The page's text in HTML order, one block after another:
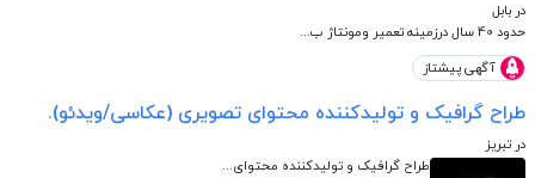
در بابل
حدود 40 سال درزمینه تعمیر ومونتاژ ب...
آگهی پیشتاز
طراح گرافیک و تولیدکننده محتوای تصویری (عکاسی/ویدئو).
در تبریز
طراح گرافیک و تولیدکننده محتوای...